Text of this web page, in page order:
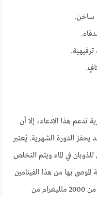
ساخن.
هذا الادعاء، إلا أن
يحفز الدورة الشهرية. يُعتبر
للذوبان في الماء ويتم التخلص
بها من هذا الفيتامين
هي 75 ملليغرامًا، وقد يؤدي تناول أكثر من 2000 ملليغرام من